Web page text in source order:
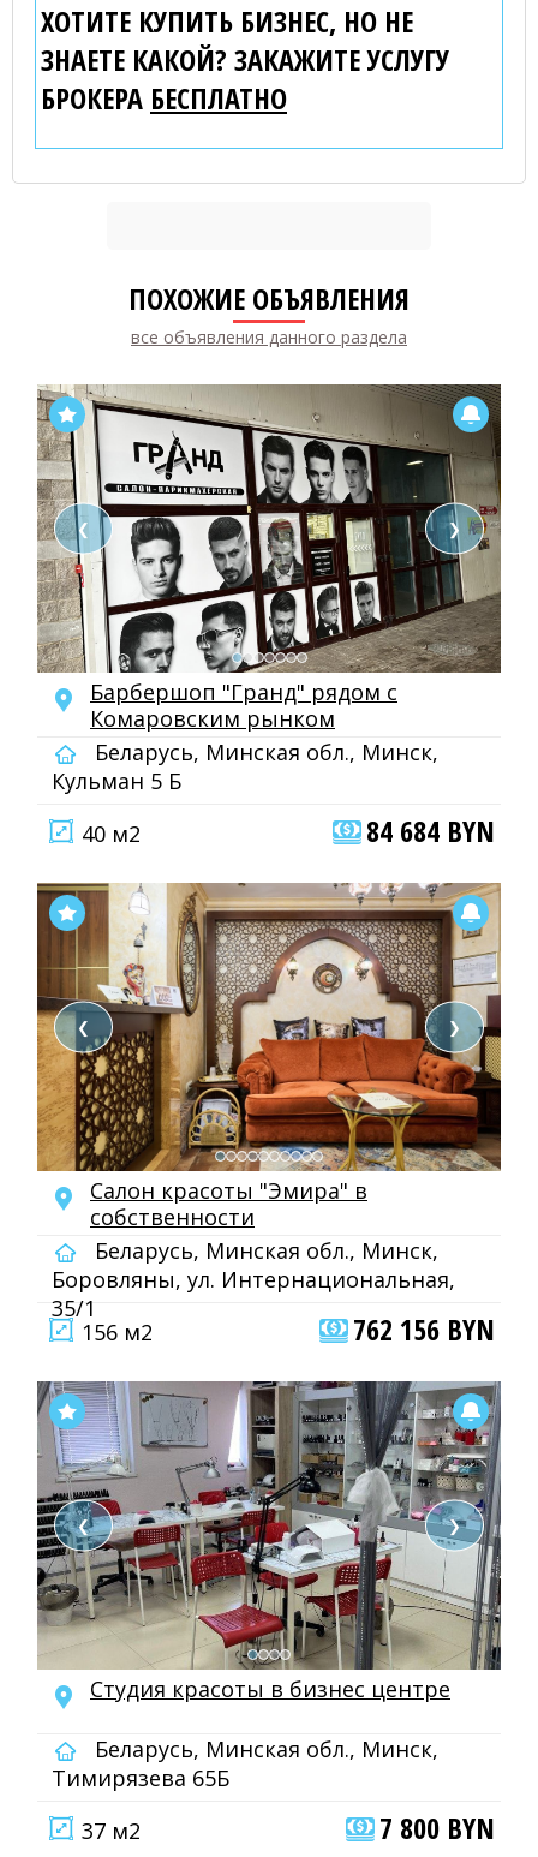
ХОТИТЕ КУПИТЬ БИЗНЕС, НО НЕ
ЗНАЕТЕ КАКОЙ? ЗАКАЖИТЕ УСЛУГУ
БРОКЕРА БЕСПЛАТНО
ПОХОЖИЕ ОБЪЯВЛЕНИЯ
все объявления данного раздела
❮ ❯
Барбершоп "Гранд" рядом с
Комаровским рынком
Беларусь, Минская обл., Минск,
Кульман 5 Б
40 м2
84 684 BYN
❮ ❯
Салон красоты "Эмира" в
собственности
Беларусь, Минская обл., Минск,
Боровляны, ул. Интернациональная,
35/1
156 м2
762 156 BYN
❮ ❯
Студия красоты в бизнес центре
Беларусь, Минская обл., Минск,
Тимирязева 65Б
37 м2
7 800 BYN